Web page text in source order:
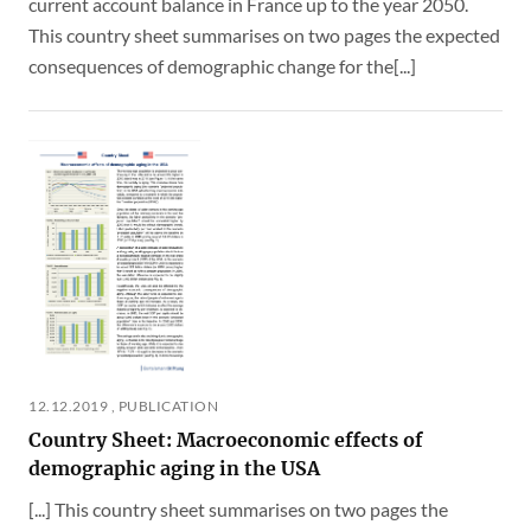
This country sheet summarises on two pages the expected
consequences of demographic change for the[...]
12.12.2019 , PUBLICATION
Country Sheet: Macroeconomic effects of
demographic aging in the USA
[...] This country sheet summarises on two pages the